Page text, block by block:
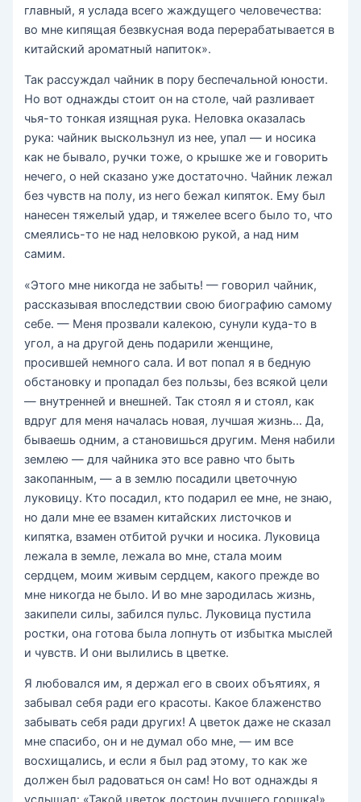
главный, я услада всего жаждущего человечества:
во мне кипящая безвкусная вода перерабатывается в
китайский ароматный напиток».
Так рассуждал чайник в пору беспечальной юности.
Но вот однажды стоит он на столе, чай разливает
чья-то тонкая изящная рука. Неловка оказалась
рука: чайник выскользнул из нее, упал — и носика
как не бывало, ручки тоже, о крышке же и говорить
нечего, о ней сказано уже достаточно. Чайник лежал
без чувств на полу, из него бежал кипяток. Ему был
нанесен тяжелый удар, и тяжелее всего было то, что
смеялись-то не над неловкою рукой, а над ним
самим.
«Этого мне никогда не забыть! — говорил чайник,
рассказывая впоследствии свою биографию самому
себе. — Меня прозвали калекою, сунули куда-то в
угол, а на другой день подарили женщине,
просившей немного сала. И вот попал я в бедную
обстановку и пропадал без пользы, без всякой цели
— внутренней и внешней. Так стоял я и стоял, как
вдруг для меня началась новая, лучшая жизнь… Да,
бываешь одним, а становишься другим. Меня набили
землею — для чайника это все равно что быть
закопанным, — а в землю посадили цветочную
луковицу. Кто посадил, кто подарил ее мне, не знаю,
но дали мне ее взамен китайских листочков и
кипятка, взамен отбитой ручки и носика. Луковица
лежала в земле, лежала во мне, стала моим
сердцем, моим живым сердцем, какого прежде во
мне никогда не было. И во мне зародилась жизнь,
закипели силы, забился пульс. Луковица пустила
ростки, она готова была лопнуть от избытка мыслей
и чувств. И они вылились в цветке.
Я любовался им, я держал его в своих объятиях, я
забывал себя ради его красоты. Какое блаженство
забывать себя ради других! А цветок даже не сказал
мне спасибо, он и не думал обо мне, — им все
восхищались, и если я был рад этому, то как же
должен был радоваться он сам! Но вот однажды я